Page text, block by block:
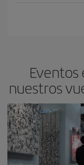
Eventos
nuestros